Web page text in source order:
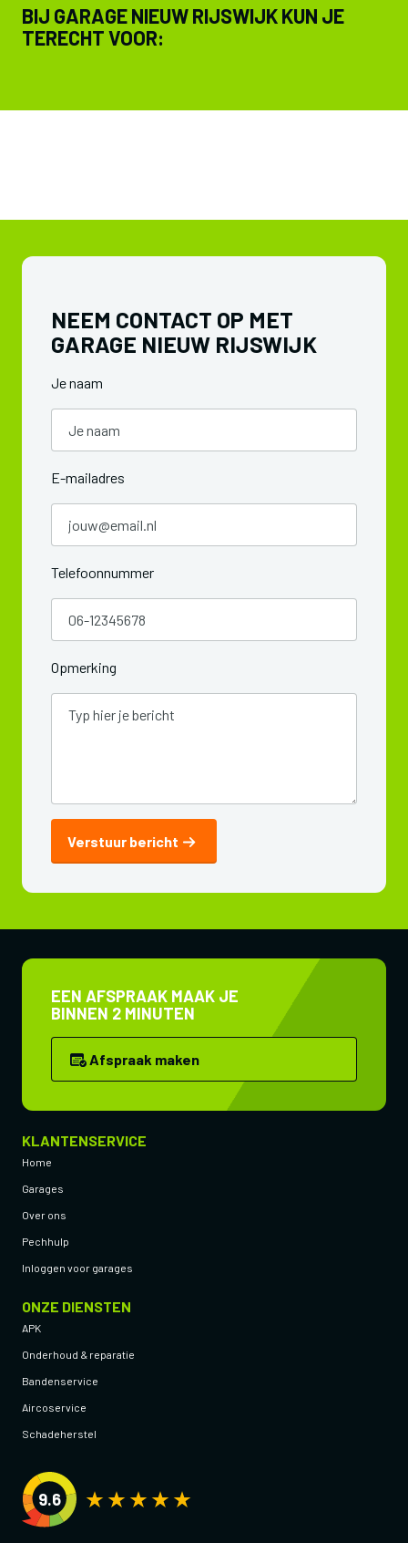
BIJ GARAGE NIEUW RIJSWIJK KUN JE
TERECHT VOOR:
NEEM CONTACT OP MET
GARAGE NIEUW RIJSWIJK
Je naam
E-mailadres
Telefoonnummer
Opmerking
Verstuur bericht
EEN AFSPRAAK MAAK JE
BINNEN 2 MINUTEN
Afspraak maken
KLANTENSERVICE
Home
Garages
Over ons
Pechhulp
Inloggen voor garages
ONZE DIENSTEN
APK
Onderhoud & reparatie
Bandenservice
Aircoservice
Schadeherstel
9.6